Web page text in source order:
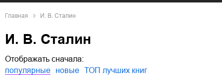
Главная И. В. Сталин
И. В. Сталин
Отображать сначала:
популярные
новые ТОП лучших книг